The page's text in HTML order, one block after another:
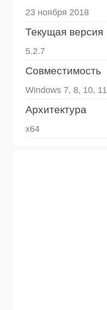
23 ноября 2018
Текущая версия
5.2.7
Совместимость
Windows 7, 8, 10, 11
Архитектура
x64